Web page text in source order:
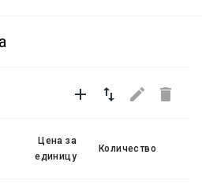
   
Цена за
единицу
Количество